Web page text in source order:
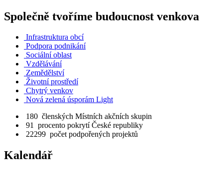
Společně tvoříme budoucnost venkova
Infrastruktura obcí
Podpora podnikání
Sociální oblast
Vzdělávání
Zemědělství
Životní prostředí
Chytrý venkov
Nová zelená úsporám Light
180 členských Místních akčních skupin
91 procento pokrytí České republiky
22299 počet podpořených projektů
Kalendář